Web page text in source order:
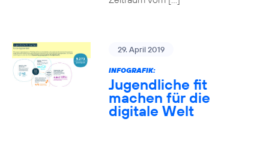
29. April 2019
INFOGRAFIK:
Jugendliche fit
machen für die
digitale Welt